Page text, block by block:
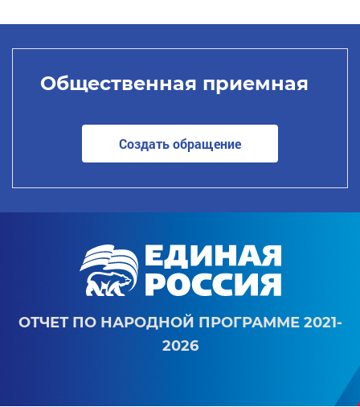
Общественная приемная
Создать обращение
ОТЧЕТ ПО НАРОДНОЙ ПРОГРАММЕ 2021-
2026